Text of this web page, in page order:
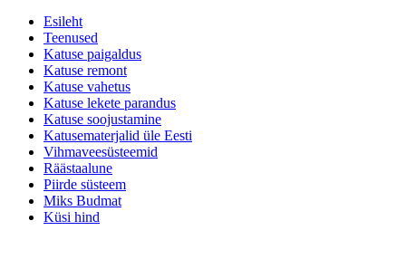
Esileht
Teenused
Katuse paigaldus
Katuse remont
Katuse vahetus
Katuse lekete parandus
Katuse soojustamine
Katusematerjalid üle Eesti
Vihmaveesüsteemid
Räästaalune
Piirde süsteem
Miks Budmat
Küsi hind